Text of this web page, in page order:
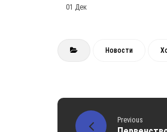
01 Дек
Новости
Previous